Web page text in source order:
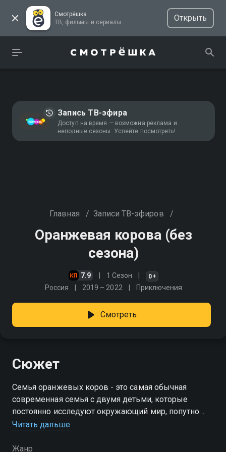
Смотрёшка
ТВ, фильмы и сериалы
Открыть
Запись ТВ-эфира
Доступ на время — возможна реклама и
неполные сезоны. Успейте посмотреть!
Главная / Записи ТВ-эфиров /
Оранжевая корова (без
сезона)
7.9 1 Сезон 0+
Россия 2019 – 2022 Приключения
Смотреть
Сюжет
Семья оранжевых коров - это самая обычная
современная семья с двумя детьми, которые
постоянно исследуют окружающий мир, попутно
попадая в разные ситуации, из которых им
Читать дальше
Жанр